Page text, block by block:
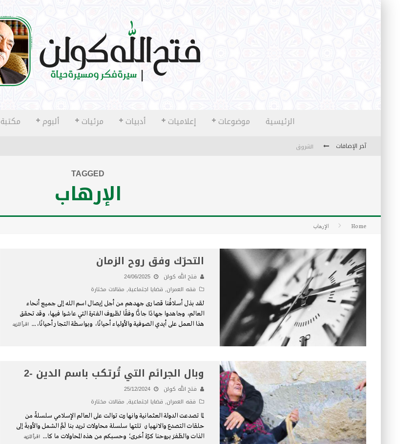
الرئيسية موضوعات إعلاميات أدبيات مرئيات ألبوم مكتبة
آخر الإضافات
الشروق
TAGGED
الإرهاب
Home الإرهاب
التحرّك وفق روح الزمان
فتح الله كولن
24/06/2025
فقه العمران, قضايا اجتماعية, مقالات مختارة
لقد بذل أسلافُنا قصارى جهدهم من أجل إيصال اسم الله إلى جميع أنحاء
العالم، وجاهدوا جهادًا جادًّا وفقًا لظروف الفترة التي عاشوا فيها، وقد تحقق
هذا العمل على أيدي الصوفية والأولياء أحيانًا، وبواسطة التجار أحيانًا،... اقرأ المزيد
وبال الجرائم التي تُرتكب باسم الدين -2
فتح الله كولن
25/12/2024
فقه العمران, قضايا اجتماعية, مقالات مختارة
لما تصدعت الدولة العثمانية وانهارت توالت على العالم الإسلامي سلسلةٌ من
حلقات التصدع والانهيار، تلتها سلسلة محاولات تريد بنا لَمَّ الشمل والأوبةَ إلى
الذات والظفرَ بروحنا كرّة أخرى؛ وحسبكم من هذه المحاولات ما كا... اقرأ المزيد